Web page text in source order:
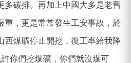
多碳排。再加上中國大多是老舊
重，更是常常發生工安事故，於
西煤礦停止開挖，復工率給我降
你們挖煤礦，你們就沒煤可